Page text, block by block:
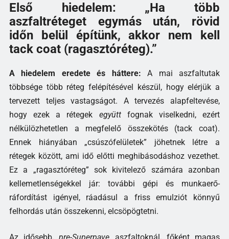
Első hiedelem: „Ha több
aszfaltréteget egymás után, rövid
időn belül építünk, akkor nem kell
tack coat (ragasztóréteg).”
A hiedelem eredete és háttere: A mai aszfaltutak
többsége több réteg felépítésével készül, hogy elérjük a
tervezett teljes vastagságot. A tervezés alapfeltevése,
hogy ezek a rétegek együttfognak viselkedni, ezért
nélkülözhetetlen a megfelelő összekötés (tack coat).
Ennek hiányában „csúszófelületek” jöhetnek létre a
rétegek között, ami idő előtti meghibásodáshoz vezethet.
Ez a „ragasztóréteg” sok kivitelező számára azonban
kellemetlenségekkel jár: további gépi és munkaerő-
ráfordítást igényel, ráadásul a friss emulziót könnyű
felhordás után összekenni, elcsöpögtetni.